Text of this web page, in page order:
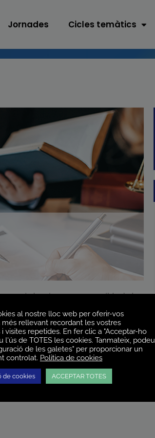
Jornades Cicles temàtics
i el creixement sostenible de les
hi ha situacions de tensió a la
els termes del finançament
nous calendaris d’amortització per
per evitar la insolvència
al nostre lloc web per oferir-vos
més rellevant recordant les vostres
visites repetides. En fer clic a "Acceptar-ho
l'ús de TOTES les cookies. Tanmateix, podeu
de les galetes" per proporcionar un
controlat. Politica de cookies
de cookies ACCEPTAR TOTES